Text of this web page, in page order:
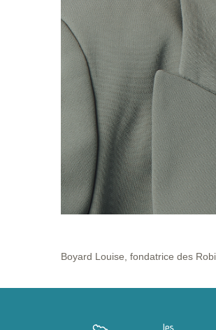
Boyard Louise, fondatrice des